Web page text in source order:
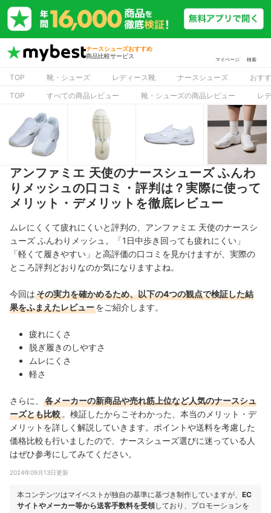
ナースシューズおすすめ
商品比較サービス
マイページ 検索
TOP 靴・シューズ レディース靴 ナースシューズ
おす
TOP
すべての商品レビュー 靴・シューズの商品レビュー レ
アンファミエ 天使のナースシューズ ふんわ
りメッシュの口コミ・評判は？実際に使って
メリット・デメリットを徹底レビュー
ムレにくくて疲れにくいと評判の、アンファミエ 天使のナースシ
ューズ ふんわりメッシュ。「1日中歩き回っても疲れにくい」
「軽くて履きやすい」と高評価の口コミを見かけますが、実際の
ところ評判どおりなのか気になりますよね。
今回はその実力を確かめるため、以下の4つの観点で検証した結
果をふまえたレビューをご紹介します。
疲れにくさ
脱ぎ履きのしやすさ
ムレにくさ
軽さ
さらに、
各メーカーの新商品や売れ筋上位など人気のナースシュ
ーズとも比較 。検証したからこそわかった、本当のメリット・デ
メリットを詳しく解説していきます。ポイントや送料を考慮した
価格比較も行いましたので、ナースシューズ選びに迷っている人
はぜひ参考にしてみてください。
2024年09月13日更新
本コンテンツはマイベストが独自の基準に基づき制作していますが、 EC
サイトやメーカー等から送客手数料を受領しており、プロモーションを